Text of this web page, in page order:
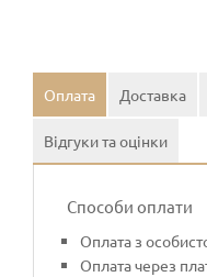
Оплата Доставка
Відгуки та оцінки
Способи оплати
Оплата з
Оплата через